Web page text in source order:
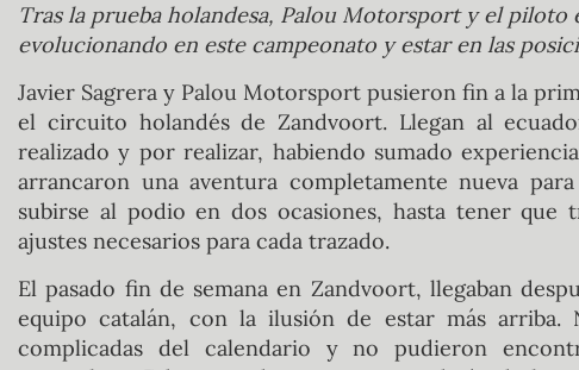
Tras la prueba holandesa, Palou Motorsport y el piloto
evolucionando en este campeonato y estar en las
Javier Sagrera y Palou Motorsport pusieron fin a la
el circuito holandés de Zandvoort. Llegan al
realizado y por realizar, habiendo sumado
arrancaron una aventura completamente nueva
subirse al podio en dos ocasiones, hasta tener
ajustes necesarios para cada trazado.
El pasado fin de semana en Zandvoort, llegaban
equipo catalán, con la ilusión de estar más arriba.
complicadas del calendario y no pudieron